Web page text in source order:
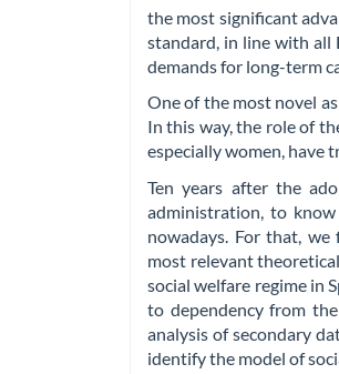
the most significant
standard, in line with all
demands for long-term
One of the most novel
In this way, the role of
especially women, have
Ten years after the
administration, to
nowadays. For that,
most relevant
social welfare regime in
to dependency from
analysis of secondary
identify the model of